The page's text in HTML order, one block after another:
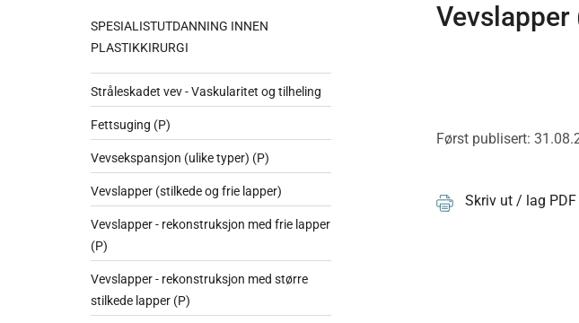
SPESIALISTUTDANNING INNEN
PLASTIKKIRURGI
Stråleskadet vev - Vaskularitet og tilheling
Fettsuging (P)
Vevsekspansjon (ulike typer) (P)
Vevslapper (stilkede og frie lapper)
Vevslapper - rekonstruksjon med frie lapper
(P)
Vevslapper - rekonstruksjon med større
stilkede lapper (P)
Først publisert:
Skriv ut / lag PDF